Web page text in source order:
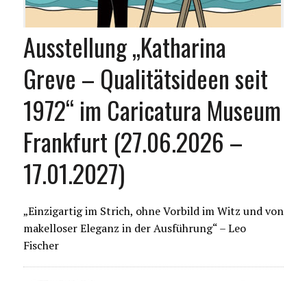
Ausstellung „Katharina
Greve – Qualitätsideen seit
1972“ im Caricatura Museum
Frankfurt (27.06.2026 –
17.01.2027)
„Einzigartig im Strich, ohne Vorbild im Witz und von
makelloser Eleganz in der Ausführung“ – Leo
Fischer